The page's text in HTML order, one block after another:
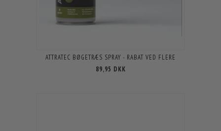
ATTRATEC BØGETRÆS SPRAY - RABAT VED FLERE
89,95 DKK